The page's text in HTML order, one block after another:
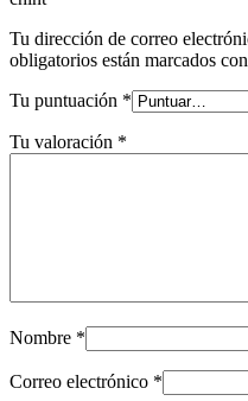
Tu dirección de correo
obligatorios están marcados con
Tu puntuación *
Tu valoración *
Nombre *
Correo electrónico *